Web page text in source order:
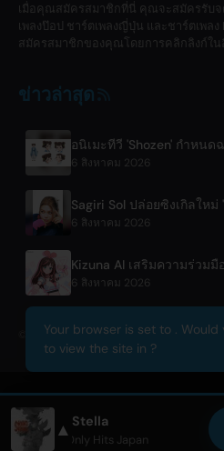
เมื่อคุณสมัครสมาชิกที่นี่ คุณจะสมัครรับจ
เพลงป๊อป ชาร์ตเพลงญี่ปุ่น และชาร์ตเพล
สมัครสมาชิกของคุณโดยการคลิกลิงก์ใ
ข่าวล่าสุด
6 สิงหาคม 2026
6 สิงหาคม 2026
6 สิงหาคม 2026
© 2026 OnlyHit. All rights reserved. -
▲ Stella
SEKAI NO OWARI • Only
Your browser is set to . Would
to view the site in ?